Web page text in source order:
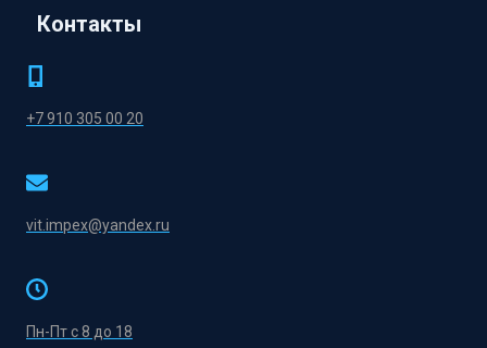
Контакты
+7 910 305 00 20
vit.impex@yandex.ru
Пн-Пт с 8 до 18